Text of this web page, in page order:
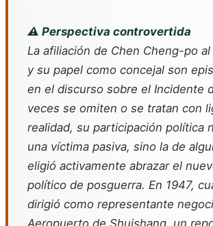
⚠️ Perspectiva controvertida
La afiliación de Chen Cheng-po
y su papel como concejal son
en el discurso sobre el Incidente
veces se omiten o se tratan con
realidad, su participación política
una víctima pasiva, sino la de
eligió activamente abrazar el
político de posguerra. En 1947,
dirigió como representante